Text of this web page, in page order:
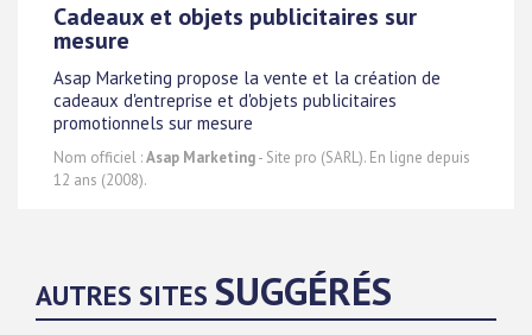
Cadeaux et objets publicitaires sur
mesure
Asap Marketing propose la vente et la création de
cadeaux d'entreprise et d'objets publicitaires
promotionnels sur mesure
Nom officiel :Asap Marketing- Site pro (SARL). En ligne depuis
12 ans (2008).
AUTRES SITES SUGGÉRÉS